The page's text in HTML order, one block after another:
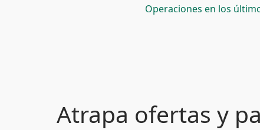
Operaciones en los
Atrapa ofertas y